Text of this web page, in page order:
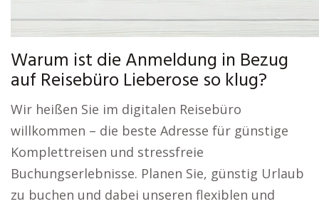
Warum ist die Anmeldung in Bezug
auf Reisebüro Lieberose so klug?
Wir heißen Sie im digitalen Reisebüro
willkommen – die beste Adresse für günstige
Komplettreisen und stressfreie
Buchungserlebnisse. Planen Sie, günstig Urlaub
zu buchen und dabei unseren flexiblen und